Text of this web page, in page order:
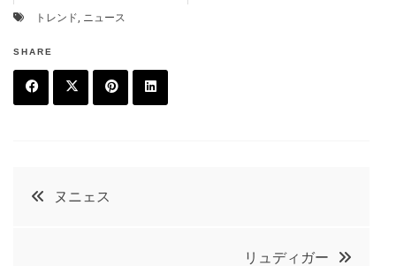
トレンド, ニュース
SHARE
t
e
投
ヌニェス
リュディガー